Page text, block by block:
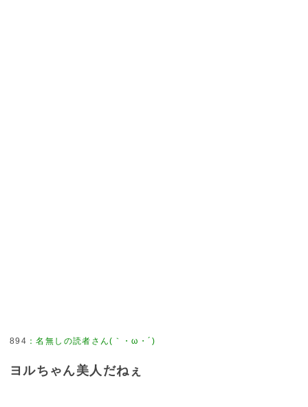
894 ：名無しの読者さん(｀・ω・´)
ヨルちゃん美人だねぇ